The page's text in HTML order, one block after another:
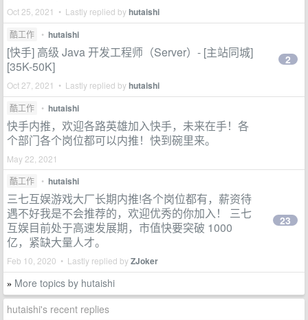
Oct 25, 2021 • Lastly replied byhutaishi
酷工作 • hutaishi
[快手] 高级 Java 开发工程师（Server）- [主站同城]
[35K-50K]
Oct 27, 2021 • Lastly replied byhutaishi
2
酷工作 • hutaishi
快手内推，欢迎各路英雄加入快手，未来在手！各
个部门各个岗位都可以内推！快到碗里来。
May 22, 2021
酷工作
• hutaishi
三七互娱游戏大厂长期内推!各个岗位都有，薪资待
遇不好我是不会推荐的，欢迎优秀的你加入！ 三七
互娱目前处于高速发展期，市值快要突破 1000
亿，紧缺大量人才。
Feb 10, 2020 • Lastly replied byZJoker
23
» More topics by hutaishi
hutaishi's recent replies